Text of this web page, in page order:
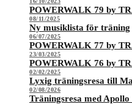
POWERWALK 79 by
08/11/2025
Ny musiklista för träning
06/07/2025
POWERWALK 77 by
23/03/2025
POWERWALK 76 by
02/02/2025
Lyxig träningsresa till
02/08/2026
Träningsresa med